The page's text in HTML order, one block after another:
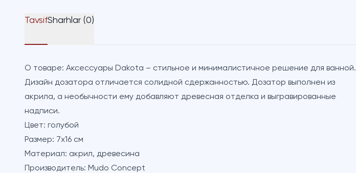
TavsifSharhlar (0)
О товаре: Аксессуары Dakota – стильное и минималистичное решение для ванной.
Дизайн дозатора отличается солидной сдержанностью. Дозатор выполнен из
акрила, а необычности ему добавляют древесная отделка и выгравированные
надписи.
Цвет: голубой
Размер: 7х16 см
Материал: акрил, древесина
Производитель: Mudo Concept